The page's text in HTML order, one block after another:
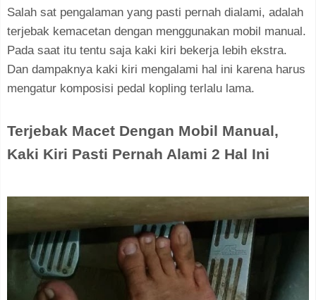
Salah sat pengalaman yang pasti pernah dialami, adalah
terjebak kemacetan dengan menggunakan mobil manual.
Pada saat itu tentu saja kaki kiri bekerja lebih ekstra.
Dan dampaknya kaki kiri mengalami hal ini karena harus
mengatur komposisi pedal kopling terlalu lama.
Terjebak Macet Dengan Mobil Manual,
Kaki Kiri Pasti Pernah Alami 2 Hal Ini